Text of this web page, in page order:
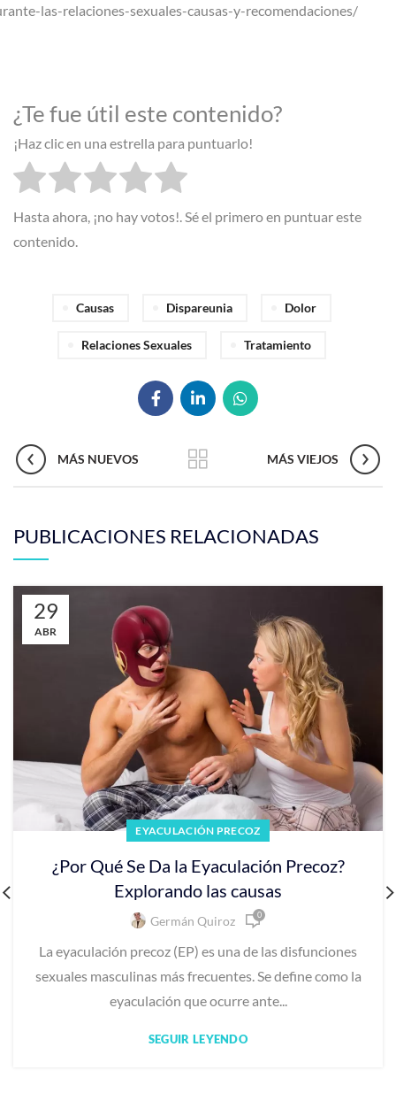
las-relaciones-sexuales-causas-y-recomendaciones/
¿Te fue útil este contenido?
¡Haz clic en una estrella para puntuarlo!
Hasta ahora, ¡no hay votos!. Sé el primero en puntuar este
contenido.
Causas Dispareunia Dolor
Relaciones Sexuales Tratamiento
MÁS NUEVOS MÁS VIEJOS
PUBLICACIONES RELACIONADAS
29
ABR
EYACULACIÓN PRECOZ
¿Por Qué Se Da la Eyaculación Precoz?
Explorando las causas
Germán Quiroz 0
La eyaculación precoz (EP) es una de las disfunciones
sexuales masculinas más frecuentes. Se define como la
eyaculación que ocurre ante...
SEGUIR LEYENDO